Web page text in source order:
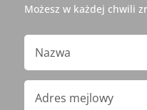
Możesz w każdej chwili